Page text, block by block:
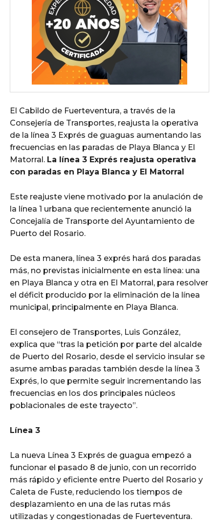
El Cabildo de Fuerteventura, a través de la
Consejería de Transportes, reajusta la operativa
de la línea 3 Exprés de guaguas aumentando las
frecuencias en las paradas de Playa Blanca y El
Matorral. La línea 3 Exprés reajusta operativa
con paradas en Playa Blanca y El Matorral
Este reajuste viene motivado por la anulación de
la línea 1 urbana que recientemente anunció la
Concejalía de Transporte del Ayuntamiento de
Puerto del Rosario.
De esta manera, línea 3 exprés hará dos paradas
más, no previstas inicialmente en esta línea: una
en Playa Blanca y otra en El Matorral, para resolver
el déficit producido por la eliminación de la línea
municipal, principalmente en Playa Blanca.
El consejero de Transportes, Luis González,
explica que “tras la petición por parte del alcalde
de Puerto del Rosario, desde el servicio insular se
asume ambas paradas también desde la línea 3
Exprés, lo que permite seguir incrementando las
frecuencias en los dos principales núcleos
poblacionales de este trayecto”.
Línea 3
La nueva Línea 3 Exprés de guagua empezó a
funcionar el pasado 8 de junio, con un recorrido
más rápido y eficiente entre Puerto del Rosario y
Caleta de Fuste, reduciendo los tiempos de
desplazamiento en una de las rutas más
utilizadas y congestionadas de Fuerteventura.